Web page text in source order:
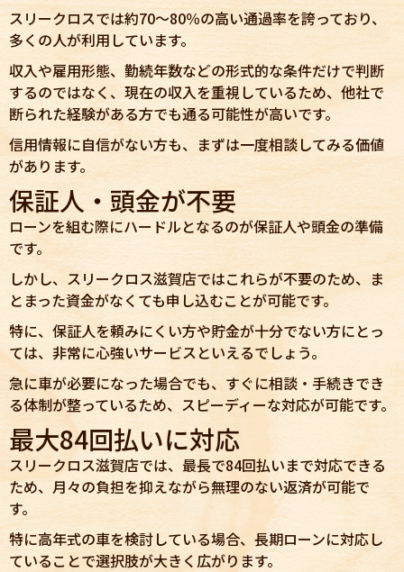
スリークロスでは約70〜80％の高い通過率を誇っており、
多くの人が利用しています。
収入や雇用形態、勤続年数などの形式的な条件だけで判断
するのではなく、現在の収入を重視しているため、他社で
断られた経験がある方でも通る可能性が高いです。
信用情報に自信がない方も、まずは一度相談してみる価値
があります。
保証人・頭金が不要
ローンを組む際にハードルとなるのが保証人や頭金の準備
です。
しかし、スリークロス滋賀店ではこれらが不要のため、ま
とまった資金がなくても申し込むことが可能です。
特に、保証人を頼みにくい方や貯金が十分でない方にとっ
ては、非常に心強いサービスといえるでしょう。
急に車が必要になった場合でも、すぐに相談・手続きでき
る体制が整っているため、スピーディーな対応が可能です。
最大84回払いに対応
スリークロス滋賀店では、最長で84回払いまで対応できる
ため、月々の負担を抑えながら無理のない返済が可能で
す。
特に高年式の車を検討している場合、長期ローンに対応し
ていることで選択肢が大きく広がります。